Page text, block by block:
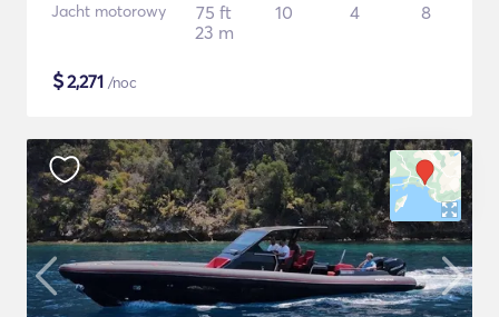
Jacht motorowy
75 ft
23 m
10 4 8
$2,271 /noc